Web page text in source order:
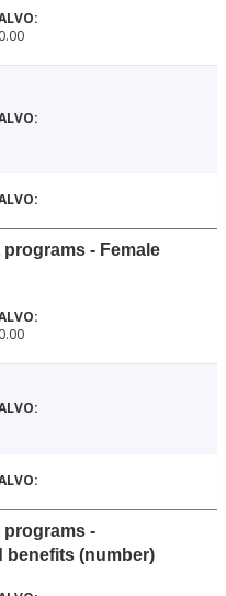
0.00
- Female
0.00
programs -
benefits (number)